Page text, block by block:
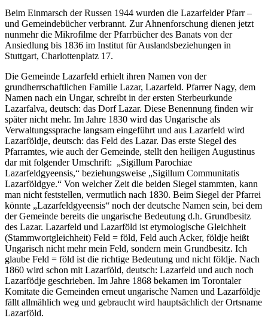
Beim Einmarsch der Russen 1944 wurden die Lazarfelder Pfarr –
und Gemeindebücher verbrannt. Zur Ahnenforschung dienen jetzt
nunmehr die Mikrofilme der Pfarrbücher des Banats von der
Ansiedlung bis 1836 im Institut für Auslandsbeziehungen in
Stuttgart, Charlottenplatz 17.
Die Gemeinde Lazarfeld erhielt ihren Namen von der
grundherrschaftlichen Familie Lazar, Lazarfeld. Pfarrer Nagy, dem
Namen nach ein Ungar, schreibt in der ersten Sterbeurkunde
Lazarfalva, deutsch: das Dorf Lazar. Diese Benennung finden wir
später nicht mehr. Im Jahre 1830 wird das Ungarische als
Verwaltungssprache langsam eingeführt und aus Lazarfeld wird
Lazarföldje, deutsch: das Feld des Lazar. Das erste Siegel des
Pfarramtes, wie auch der Gemeinde, stellt den heiligen Augustinus
dar mit folgender Umschrift: „Sigillum Parochiae
Lazarfeldgyeensis,“ beziehungsweise „Sigillum Communitatis
Lazarföldgye.“ Von welcher Zeit die beiden Siegel stammten, kann
man nicht feststellen, vermutlich nach 1830. Beim Siegel der Pfarrei
könnte „Lazarfeldgyeensis“ noch der deutsche Namen sein, bei dem
der Gemeinde bereits die ungarische Bedeutung d.h. Grundbesitz
des Lazar. Lazarfeld und Lazarföld ist etymologische Gleichheit
(Stammwortgleichheit) Feld = föld, Feld auch Acker, földje heißt
Ungarisch nicht mehr mein Feld, sondern mein Grundbesitz. Ich
glaube Feld = föld ist die richtige Bedeutung und nicht földje. Nach
1860 wird schon mit Lazarföld, deutsch: Lazarfeld und auch noch
Lazarfödje geschrieben. Im Jahre 1868 bekamen im Torontaler
Komitate die Gemeinden erneut ungarische Namen und Lazarföldje
fällt allmählich weg und gebraucht wird hauptsächlich der Ortsname
Lazarföld.